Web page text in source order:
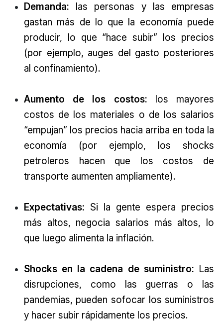
Demanda: las personas y las empresas
gastan más de lo que la economía puede
producir, lo que “hace subir” los precios
(por ejemplo, auges del gasto posteriores
al confinamiento).
Aumento de los costos: los mayores
costos de los materiales o de los salarios
“empujan” los precios hacia arriba en toda la
economía (por ejemplo, los shocks
petroleros hacen que los costos de
transporte aumenten ampliamente).
Expectativas: Si la gente espera precios
más altos, negocia salarios más altos, lo
que luego alimenta la inflación.
Shocks en la cadena de suministro: Las
disrupciones, como las guerras o las
pandemias, pueden sofocar los suministros
y hacer subir rápidamente los precios.